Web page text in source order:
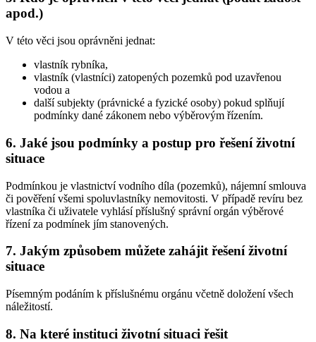
apod.)
V této věci jsou oprávněni jednat:
vlastník rybníka,
vlastník (vlastníci) zatopených pozemků pod uzavřenou
vodou a
další subjekty (právnické a fyzické osoby) pokud splňují
podmínky dané zákonem nebo výběrovým řízením.
6. Jaké jsou podmínky a postup pro řešení životní
situace
Podmínkou je vlastnictví vodního díla (pozemků), nájemní smlouva
či pověření všemi spoluvlastníky nemovitosti. V případě revíru bez
vlastníka či uživatele vyhlásí příslušný správní orgán výběrové
řízení za podmínek jím stanovených.
7. Jakým způsobem můžete zahájit řešení životní
situace
Písemným podáním k příslušnému orgánu včetně doložení všech
náležitostí.
8. Na které instituci životní situaci řešit